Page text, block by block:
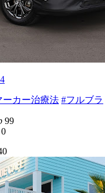
ーカー治療法 #フルブラ
99